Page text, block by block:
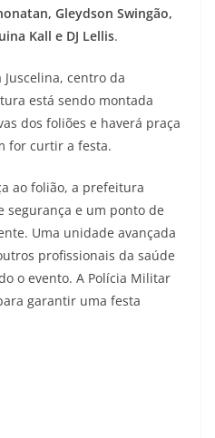
Gleydson Swingão,
Kall e DJ Lellis.
centro da
está sendo montada
dos foliões e haverá praça
for curtir a festa.
ao folião, a prefeitura
segurança e um ponto de
Uma unidade avançada
profissionais da saúde
o evento. A Polícia Militar
garantir uma festa